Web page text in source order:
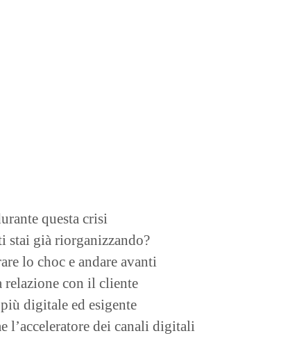
questa crisi
stai già riorganizzando?
lo choc e andare avanti
con il cliente
digitale ed esigente
l’acceleratore dei canali digitali